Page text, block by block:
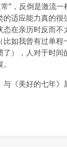
”，反倒是激流
的适应能力真的很
态在亲历时反而不
如我曾有过单程
了），人对于时间
与《美好的七年》